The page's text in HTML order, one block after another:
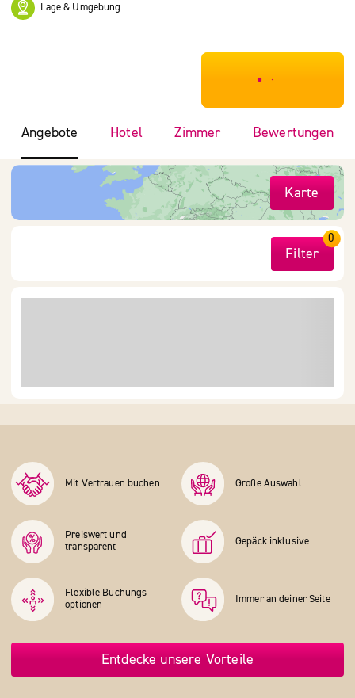
Lage & Umgebung
***************
Angebote Hotel Zimmer Bewertungen
Karte
Filter
0
Mit Vertrauen buchen Große Auswahl
Preiswert und
transparent
Gepäck inklusive
Flexible Buchungs­
optionen
Immer an deiner Seite
Entdecke unsere Vorteile